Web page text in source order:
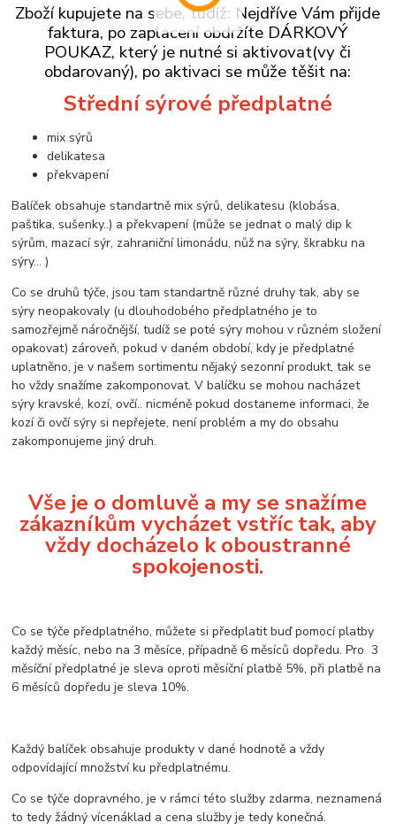
Zboží kupujete na sebe, tudíž: Nejdříve Vám přijde
faktura, po zaplacení obdržíte DÁRKOVÝ
POUKAZ, který je nutné si aktivovat(vy či
obdarovaný), po aktivaci se může těšit na:
Střední sýrové předplatné
mix sýrů
delikatesa
překvapení
Balíček obsahuje standartně mix sýrů, delikatesu (klobása,
paštika, sušenky..) a překvapení (může se jednat o malý dip k
sýrům, mazací sýr, zahraniční limonádu, nůž na sýry, škrabku na
sýry… )
Co se druhů týče, jsou tam standartně různé druhy tak, aby se
sýry neopakovaly (u dlouhodobého předplatného je to
samozřejmě náročnější, tudíž se poté sýry mohou v různém složení
opakovat) zároveň, pokud v daném období, kdy je předplatné
uplatněno, je v našem sortimentu nějaký sezonní produkt, tak se
ho vždy snažíme zakomponovat. V balíčku se mohou nacházet
sýry kravské, kozí, ovčí.. nicméně pokud dostaneme informaci, že
kozí či ovčí sýry si nepřejete, není problém a my do obsahu
zakomponujeme jiný druh.
Vše je o domluvě a my se snažíme
zákazníkům vycházet vstříc tak, aby
vždy docházelo k oboustranné
spokojenosti.
Co se týče předplatného, můžete si předplatit buď pomocí platby
každý měsíc, nebo na 3 měsíce, případně 6 měsíců dopředu. Pro 3
měsíční předplatné je sleva oproti měsíční platbě 5%, při platbě na
6 měsíců dopředu je sleva 10%.
Každý balíček obsahuje produkty v dané hodnotě a vždy
odpovídající množství ku předplatnému.
Co se týče dopravného, je v rámci této služby zdarma, neznamená
to tedy žádný vícenáklad a cena služby je tedy konečná.